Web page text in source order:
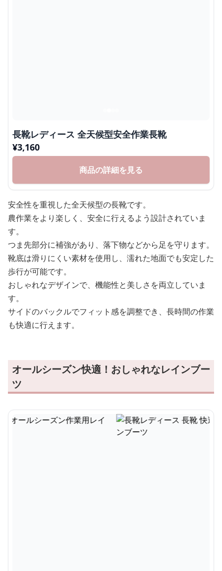
長靴レディース 全天候型安全作業長靴
¥3,160
商品の詳細を見る
安全性を重視した全天候型の長靴です。
農作業をより楽しく、安全に行えるよう設計されていま
す。
つま先部分に補強があり、落下物などから足を守ります。
靴底は滑りにくい素材を使用し、濡れた地面でも安定した
歩行が可能です。
おしゃれなデザインで、機能性と美しさを両立していま
す。
サイドのバックルでフィット感を調整でき、長時間の作業
も快適に行えます。
オールシーズン快適！おしゃれなレインブー
ツ